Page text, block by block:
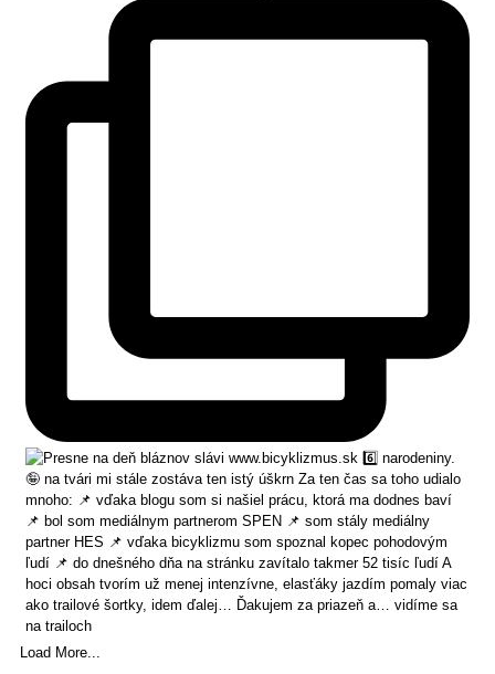
Load More...